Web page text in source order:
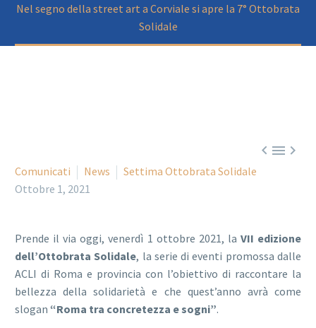
Nel segno della street art a Corviale si apre la 7° Ottobrata
Solidale

Comunicati News
Settima Ottobrata Solidale
Ottobre 1, 2021
Prende il via oggi, venerdì 1 ottobre 2021, la VII edizione
dell’Ottobrata Solidale, la serie di eventi promossa dalle
ACLI di Roma e provincia con l’obiettivo di raccontare la
bellezza della solidarietà e che quest’anno avrà come
slogan “Roma tra concretezza e sogni”.